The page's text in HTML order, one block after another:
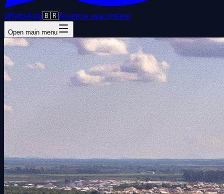
WhatsApp🇧🇷Anuncie seu Imóvel
Open main menu